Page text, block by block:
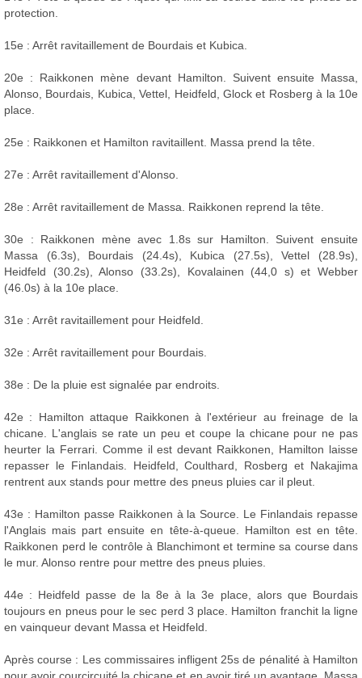
protection.
15e : Arrêt ravitaillement de Bourdais et Kubica.
20e : Raikkonen mène devant Hamilton. Suivent ensuite Massa,
Alonso, Bourdais, Kubica, Vettel, Heidfeld, Glock et Rosberg à la 10e
place.
25e : Raikkonen et Hamilton ravitaillent. Massa prend la tête.
27e : Arrêt ravitaillement d'Alonso.
28e : Arrêt ravitaillement de Massa. Raikkonen reprend la tête.
30e : Raikkonen mène avec 1.8s sur Hamilton. Suivent ensuite
Massa (6.3s), Bourdais (24.4s), Kubica (27.5s), Vettel (28.9s),
Heidfeld (30.2s), Alonso (33.2s), Kovalainen (44,0 s) et Webber
(46.0s) à la 10e place.
31e : Arrêt ravitaillement pour Heidfeld.
32e : Arrêt ravitaillement pour Bourdais.
38e : De la pluie est signalée par endroits.
42e : Hamilton attaque Raikkonen à l'extérieur au freinage de la
chicane. L'anglais se rate un peu et coupe la chicane pour ne pas
heurter la Ferrari. Comme il est devant Raikkonen, Hamilton laisse
repasser le Finlandais. Heidfeld, Coulthard, Rosberg et Nakajima
rentrent aux stands pour mettre des pneus pluies car il pleut.
43e : Hamilton passe Raikkonen à la Source. Le Finlandais repasse
l'Anglais mais part ensuite en tête-à-queue. Hamilton est en tête.
Raikkonen perd le contrôle à Blanchimont et termine sa course dans
le mur. Alonso rentre pour mettre des pneus pluies.
44e : Heidfeld passe de la 8e à la 3e place, alors que Bourdais
toujours en pneus pour le sec perd 3 place. Hamilton franchit la ligne
en vainqueur devant Massa et Heidfeld.
Après course : Les commissaires infligent 25s de pénalité à Hamilton